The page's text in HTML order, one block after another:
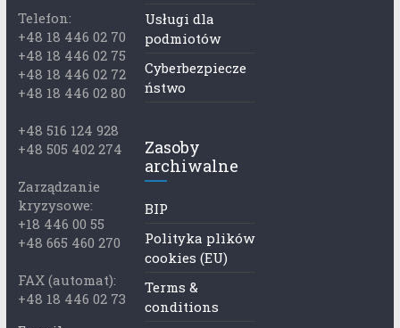
Telefon:
+48 18 446 02 70
+48 18 446 02 75
+48 18 446 02 72
+48 18 446 02 80
+48 516 124 928
+48 505 402 274
Zarządzanie
kryzysowe:
+18 446 00 55
+48 665 460 270
FAX (automat):
+48 18 446 02 73
Usługi dla
podmiotów
Cyberbezpiecze
ństwo
Zasoby
archiwalne
BIP
Polityka plików
cookies (EU)
Terms &
conditions